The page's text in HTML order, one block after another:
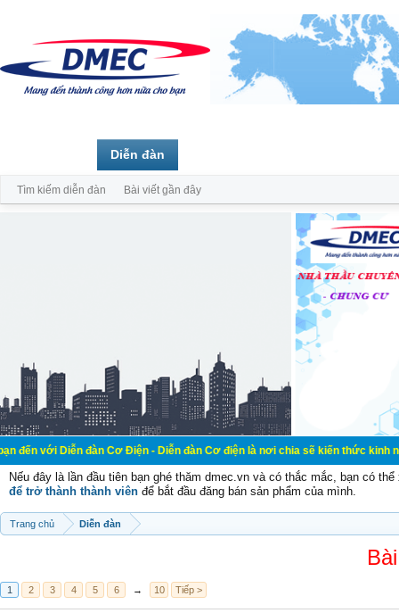
đàn Cơ Điện - Diễn đàn Cơ điện là nơi chia sẽ kiến thức kinh nghiệm
Nếu đây là lần đầu tiên bạn ghé thăm dmec.vn và có thắc mắc, bạn có
để trở thành thành viên để bắt đầu đăng bán sản phẩm của mình.
Trang chủ Diễn đàn
1 2 3 4 5 6 → 10 Tiếp >
Diễn đàn
Tìm kiếm diễn đàn Bài viết gần đây